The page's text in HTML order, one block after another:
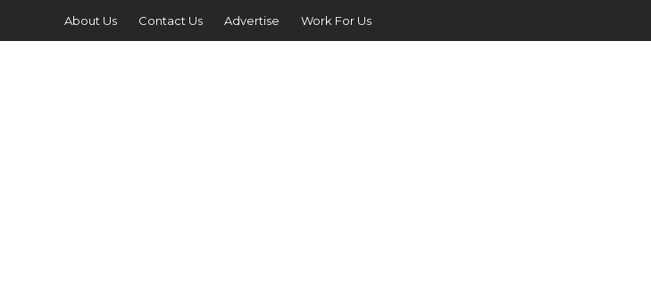
About Us Contact Us Advertise Work For Us